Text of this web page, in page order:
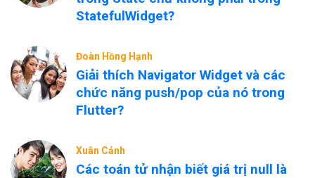
StatefulWidget?
Đoàn Hồng Hạnh
Giải thích Navigator Widget và các
chức năng push/pop của nó trong
Flutter?
Xuân Cảnh
Các toán tử nhận biết giá trị null là